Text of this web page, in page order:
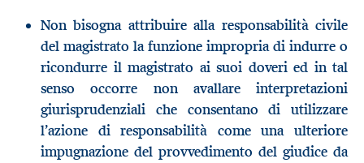
Non bisogna attribuire alla responsabilità civile
del magistrato la funzione impropria di indurre o
ricondurre il magistrato ai suoi doveri ed in tal
senso occorre non avallare interpretazioni
giurisprudenziali che consentano di utilizzare
l’azione di responsabilità come una ulteriore
impugnazione del provvedimento del giudice da